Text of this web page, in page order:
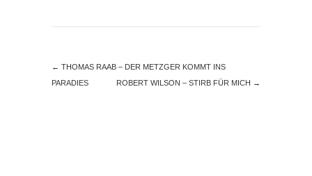
← THOMAS RAAB – DER METZGER KOMMT INS
PARADIES
ROBERT WILSON – STIRB FÜR MICH →